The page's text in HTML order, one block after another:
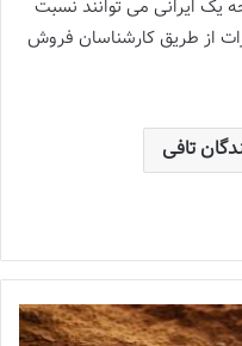
یک ایرانی می توانند نسبت
از طریق کارشناسان فروش
تافی